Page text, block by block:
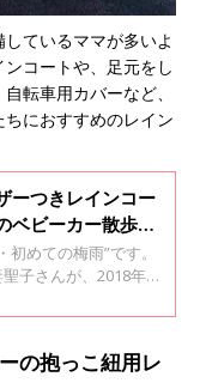
ているママが多いよ
コートや、足元をし
転車用カバーなど、
におすすめのレイン
つきレインコー
ベビーカー散歩で
めての梅雨”です。
子さんが、2018年7
月1連載「新米母と
の抱っこ紐用レ